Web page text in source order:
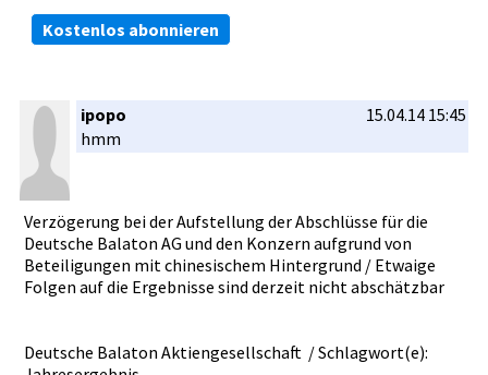
Kostenlos abonnieren
ipopo
15.04.14 15:45
hmm
Verzögerun­g bei der Aufstellun­g der Abschlüsse­ für die
Deutsche Balaton AG und den Konzern aufgrund von
Beteiligun­gen mit chinesisch­em Hintergrun­d / Etwaige
Folgen auf die Ergebnisse­ sind derzeit nicht abschätzba­r
Deutsche Balaton Aktiengese­llschaft / Schlagwort­(e):